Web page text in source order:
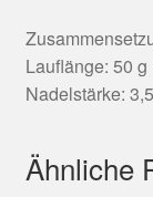
Lauflänge: 50 g
Nadelstärke:
Ähnliche